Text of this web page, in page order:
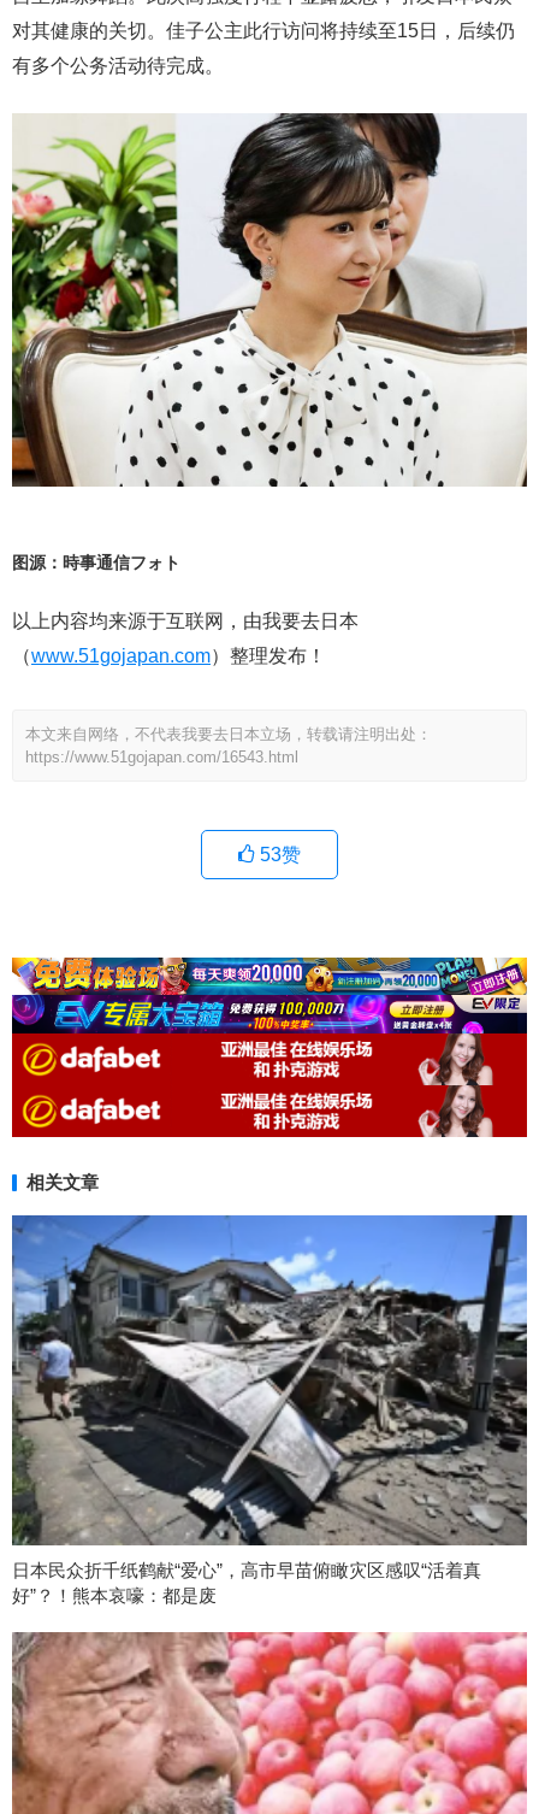
对其健康的关切。佳子公主此行访问将持续至15日，后续仍
有多个公务活动待完成。
图源：時事通信フォト
以上内容均来源于互联网，由我要去日本
（www.51gojapan.com）整理发布！
本文来自网络，不代表我要去日本立场，转载请注明出处：
https://www.51gojapan.com/16543.html
53赞
相关文章
日本民众折千纸鹤献“爱心”，高市早苗俯瞰灾区感叹“活着真
好”？！熊本哀嚎：都是废